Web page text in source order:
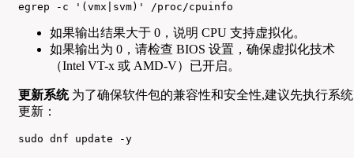
egrep -c '(vmx|svm)' /proc/cpuinfo
如果输出结果大于 0，说明 CPU 支持虚拟化。
如果输出为 0，请检查 BIOS 设置，确保虚拟化技术
（Intel VT-x 或 AMD-V）已开启。
更新系统为了确保软件包的兼容性和安全性,建议先执行系统
更新：
sudo dnf update -y